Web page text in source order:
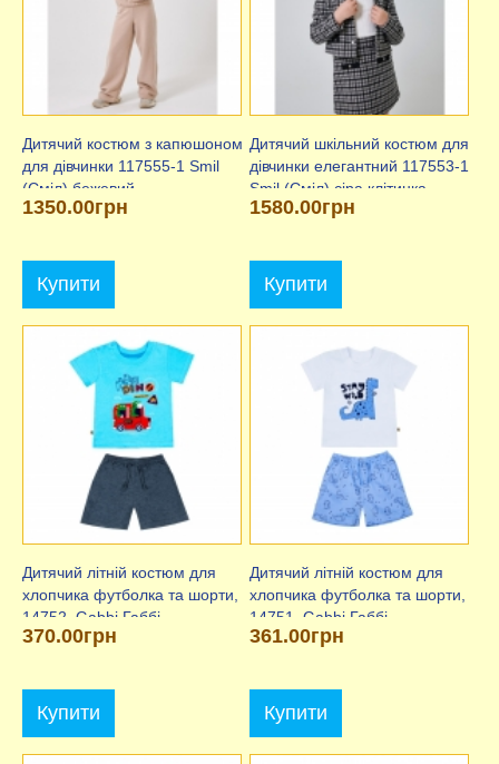
Дитячий костюм з капюшоном
для дівчинки 117555-1 Smil
(Сміл) бежевий
1350.00грн
Купити
Дитячий шкільний костюм для
дівчинки елегантний 117553-1
Smil (Сміл) сіра клітинка
1580.00грн
Купити
Дитячий літній костюм для
хлопчика футболка та шорти,
14752, Gabbi Габбі
370.00грн
Купити
Дитячий літній костюм для
хлопчика футболка та шорти,
14751, Gabbi Габбі
361.00грн
Купити